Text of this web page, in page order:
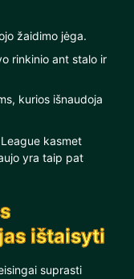
žaidimo jėga.
rinkinio ant stalo ir
kurios išnaudoja
kasmet
yra taip pat
ištaisyti
suprasti